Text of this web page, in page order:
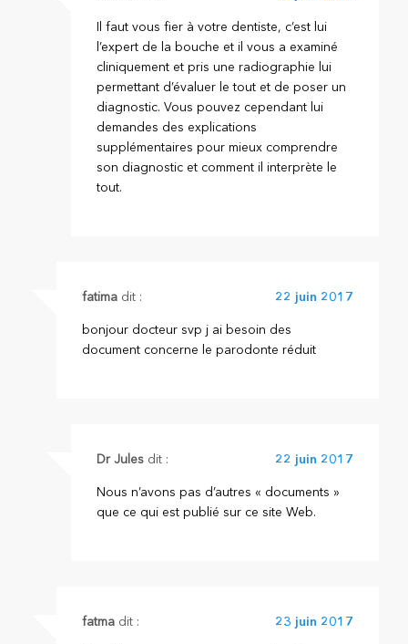
Il faut vous fier à votre dentiste, c’est lui
l’expert de la bouche et il vous a examiné
cliniquement et pris une radiographie lui
permettant d’évaluer le tout et de poser un
diagnostic. Vous pouvez cependant lui
demandes des explications
supplémentaires pour mieux comprendre
son diagnostic et comment il interprète le
tout.
fatima dit : 22 juin 2017
bonjour docteur svp j ai besoin des
document concerne le parodonte réduit
Dr Jules dit : 22 juin 2017
Nous n’avons pas d’autres « documents »
que ce qui est publié sur ce site Web.
fatma dit : 23 juin 2017